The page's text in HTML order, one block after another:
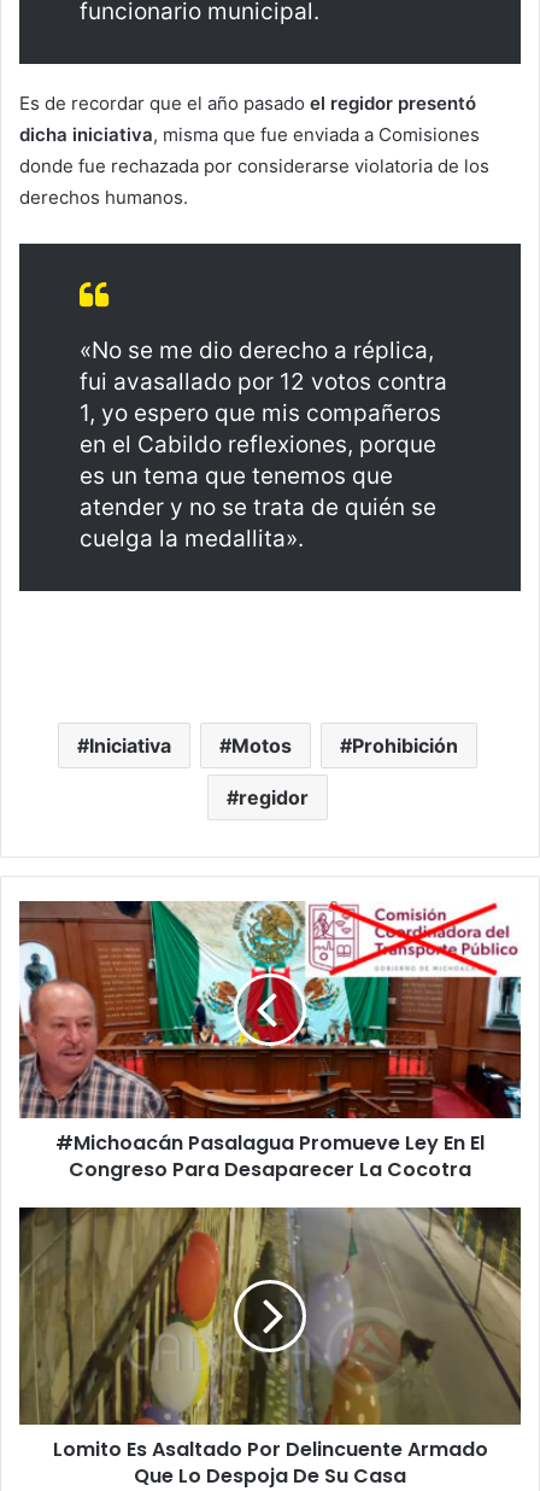
funcionario municipal.
Es de recordar que el año pasado el regidor presentó
dicha iniciativa, misma que fue enviada a Comisiones
donde fue rechazada por considerarse violatoria de los
derechos humanos.
«No se me dio derecho a réplica,
fui avasallado por 12 votos contra
1, yo espero que mis compañeros
en el Cabildo reflexiones, porque
es un tema que tenemos que
atender y no se trata de quién se
cuelga la medallita».
Iniciativa Motos Prohibición
regidor
#Michoacán
Pasalagua
Promueve
Ley
En
El
Congreso
Para
Desaparecer
Cocotra
#Michoacán Pasalagua Promueve Ley En El
Congreso Para Desaparecer La Cocotra
Lomito
Asaltado
Por
Delincuente
Que
Despoja
Lomito Es Asaltado Por Delincuente Armado
Que Lo Despoja De Su Casa